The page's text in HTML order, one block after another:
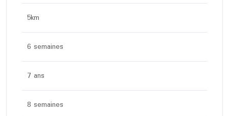
5km
6 semaines
7 ans
8 semaines